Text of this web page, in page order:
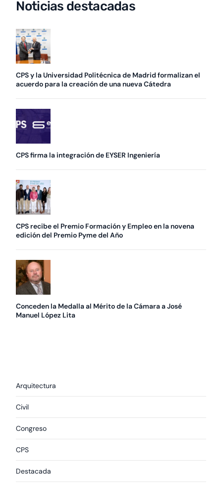
Noticias destacadas
CPS y la Universidad Politécnica de Madrid formalizan el
acuerdo para la creación de una nueva Cátedra
CPS firma la integración de EYSER Ingeniería
CPS recibe el Premio Formación y Empleo en la novena
edición del Premio Pyme del Año
Conceden la Medalla al Mérito de la Cámara a José
Manuel López Lita
Arquitectura
Civil
Congreso
CPS
Destacada